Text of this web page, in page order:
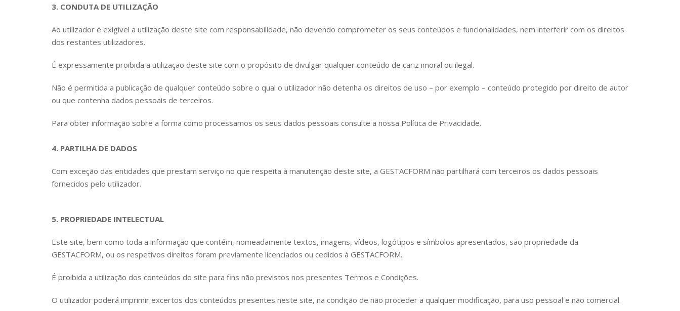
3. CONDUTA DE UTILIZAÇÃO
Ao utilizador é exigível a utilização deste site com responsabilidade, não devendo comprometer os seus conteúdos e funcionalidades, nem interferir com os direitos
dos restantes utilizadores.
É expressamente proibida a utilização deste site com o propósito de divulgar qualquer conteúdo de cariz imoral ou ilegal.
Não é permitida a publicação de qualquer conteúdo sobre o qual o utilizador não detenha os direitos de uso – por exemplo – conteúdo protegido por direito de autor
ou que contenha dados pessoais de terceiros.
Para obter informação sobre a forma como processamos os seus dados pessoais consulte a nossa Política de Privacidade.
4. PARTILHA DE DADOS
Com exceção das entidades que prestam serviço no que respeita à manutenção deste site, a GESTACFORM não partilhará com terceiros os dados pessoais
fornecidos pelo utilizador.
5. PROPRIEDADE INTELECTUAL
Este site, bem como toda a informação que contém, nomeadamente textos, imagens, vídeos, logótipos e símbolos apresentados, são propriedade da
GESTACFORM, ou os respetivos direitos foram previamente licenciados ou cedidos à GESTACFORM.
É proibida a utilização dos conteúdos do site para fins não previstos nos presentes Termos e Condições.
O utilizador poderá imprimir excertos dos conteúdos presentes neste site, na condição de não proceder a qualquer modificação, para uso pessoal e não comercial.